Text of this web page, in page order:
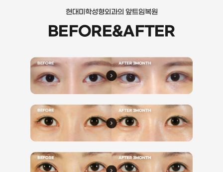
현대미학성형외과의 앞트임복원
BEFORE&AFTER